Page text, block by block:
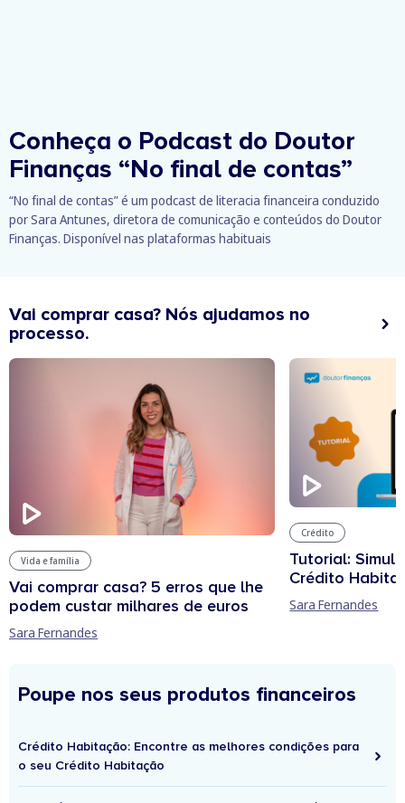
Conheça o Podcast do Doutor
Finanças “No final de contas”
“No final de contas” é um podcast de literacia financeira conduzido
por Sara Antunes, diretora de comunicação e conteúdos do Doutor
Finanças. Disponível nas plataformas habituais
Vai comprar casa? Nós ajudamos no
processo.
Vida e família
Vai comprar casa? 5 erros que lhe
podem custar milhares de euros
Sara Fernandes
Crédito
Tutorial:
Crédito
Sara Fernandes
Poupe nos seus produtos financeiros
Crédito Habitação: Encontre as melhores condições para
o seu Crédito Habitação